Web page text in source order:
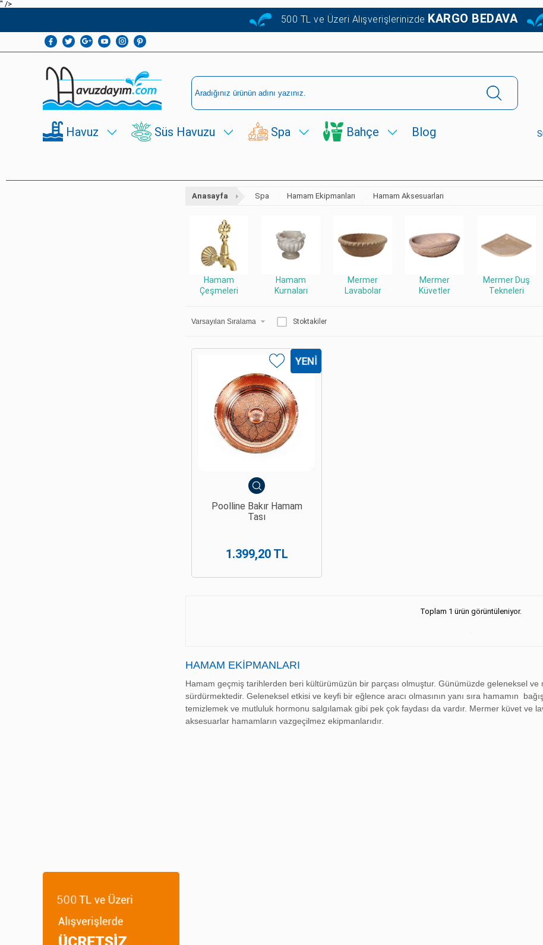
" />
500 TL ve Üzeri Alışverişlerinizde KARGO BEDAVA
Havuz Süs Havuzu Spa Bahçe Blog
Anasayfa Spa Hamam Ekipmanları Hamam Aksesuarları
Hamam
Çeşmeleri
Hamam
Kurnaları
Mermer
Lavabolar
Mermer
Küvetler
Mermer Duş
Tekneleri
Stoktakiler
Poolline Bakır Hamam
Tası
1.399,20 TL
Toplam 1 ürün görüntüleniyor.
HAMAM EKIPMANLARI
Hamam geçmiş tarihlerden beri kültürümüzün bir parçası olmuştur. Günümüzde geleneksel ve
sürdürmektedir. Geleneksel etkisi ve keyfi bir eğlence aracı olmasının yanı sıra hamamın
temizlemek ve mutluluk hormonu salgılamak gibi pek çok faydası da vardır. Mermer küvet ve
aksesuarlar hamamların vazgeçilmez ekipmanlarıdır.